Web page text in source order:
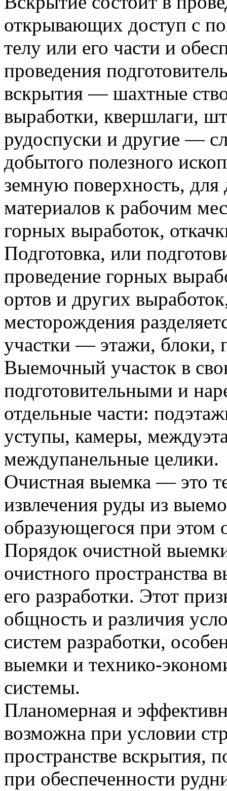
открывающих доступ с
телу или его части и
проведения
вскрытия — шахтные
выработки, квершлаги,
рудоспуски и другие —
добытого полезного
земную поверхность, для
материалов к рабочим
горных выработок,
Подготовка, или
проведение горных
ортов и других
месторождения
участки — этажи, блоки,
Выемочный участок в
подготовительными и
отдельные части:
уступы, камеры,
междупанельные целики.
Очистная выемка — это
извлечения руды из
образующегося при этом
Порядок очистной
очистного пространства
его разработки. Этот
общность и различия
систем разработки,
выемки и технико-
системы.
Планомерная и
возможна при условии
пространстве вскрытия,
при обеспеченности